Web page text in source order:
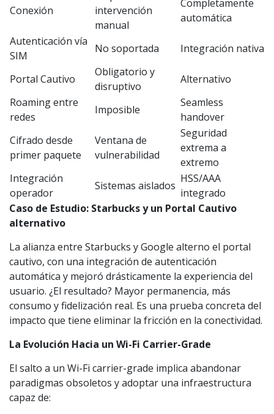
Conexión
intervención
manual
Completamente
automática
Autenticación vía
SIM
No soportada Integración nativa
Portal Cautivo
Obligatorio y
disruptivo
Alternativo
Roaming entre
redes
Imposible
Seamless
handover
Cifrado desde
primer paquete
Ventana de
vulnerabilidad
Seguridad
extrema a
extremo
Integración
operador
Sistemas aislados
HSS/AAA
integrado
Caso de Estudio: Starbucks y un Portal Cautivo
alternativo
La alianza entre Starbucks y Google alterno el portal
cautivo, con una integración de autenticación
automática y mejoró drásticamente la experiencia del
usuario. ¿El resultado? Mayor permanencia, más
consumo y fidelización real. Es una prueba concreta del
impacto que tiene eliminar la fricción en la conectividad.
La Evolución Hacia un Wi-Fi Carrier-Grade
El salto a un Wi-Fi carrier-grade implica abandonar
paradigmas obsoletos y adoptar una infraestructura
capaz de: